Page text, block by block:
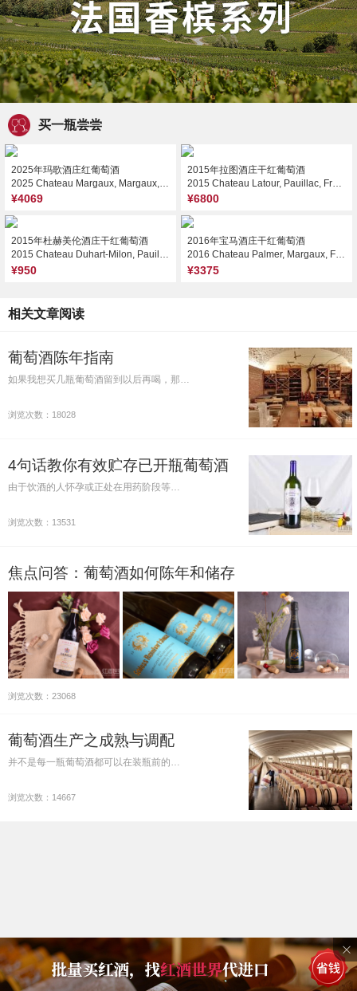
买一瓶尝尝
2025年玛歌酒庄红葡萄酒
2025 Chateau Margaux, Margaux, France
¥4069
2015年拉图酒庄干红葡萄酒
2015 Chateau Latour, Pauillac, France
¥6800
2015年杜赫美伦酒庄干红葡萄酒
2015 Chateau Duhart-Milon, Pauillac, France
¥950
2016年宝马酒庄干红葡萄酒
2016 Chateau Palmer, Margaux, France
¥3375
相关文章阅读
葡萄酒陈年指南
如果我想买几瓶葡萄酒留到以后再喝，那…
浏览次数：18028
4句话教你有效贮存已开瓶葡萄酒
由于饮酒的人怀孕或正处在用药阶段等…
浏览次数：13531
焦点问答：葡萄酒如何陈年和储存
浏览次数：23068
葡萄酒生产之成熟与调配
并不是每一瓶葡萄酒都可以在装瓶前的…
浏览次数：14667